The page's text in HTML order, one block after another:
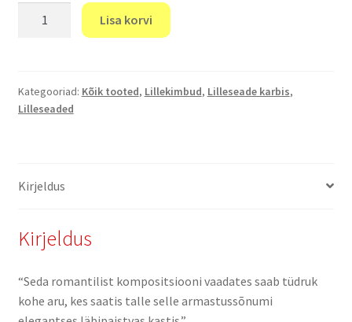
Lisa korvi
Kategooriad: Kõik tooted, Lillekimbud, Lilleseade karbis,
Lilleseaded
Kirjeldus
Kirjeldus
“Seda romantilist kompositsiooni vaadates saab tüdruk
kohe aru, kes saatis talle selle armastussõnumi